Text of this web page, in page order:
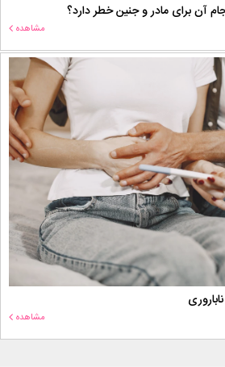
آن برای مادر و جنین خطر دارد؟
مشاهده
مشاهده